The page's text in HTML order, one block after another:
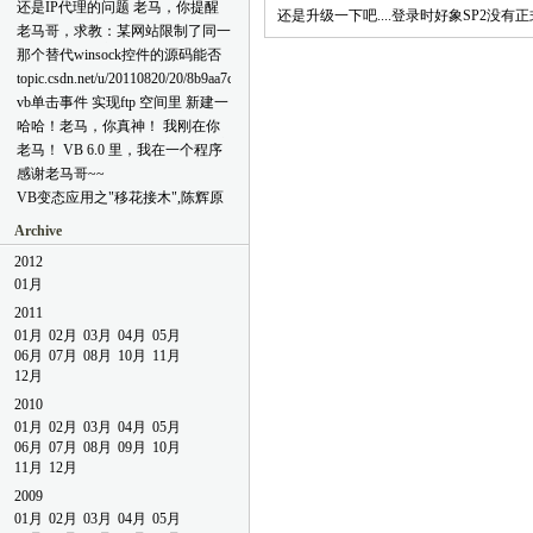
还是升级一下吧....登录时好象SP2没有
b544-4e9f-bd84-ee88829145bd.html
[reply=admin,2011-12-14 10:39 AM]
这个问题我这里测试没出现,以前
的讨论结果是系统的DEP功能与此
有关,因为代码中使用了内嵌汇编
技术[/reply]
还是IP代理的问题 老马，你提醒
了我先用web在线代理测试能否多
账号登陆，如果不行，我也就没必
要去考虑后面的事了。 但是可能
是因为我的表述欠佳，导致你误解
了我的意思。 ① 像QQ，迅雷，在
它们各自的设置里，都可以设置是
否使用代理。我也想用vb做一个这
样的程序（程序里有一个
webbrowser。），程序也放置这样
的“代理设置”项（如图1）。每运
的代理IP，以便使该程序里的
webbrowser通过代理打开某个网
页。这样该怎么做呢？ 图1 ② 我
的上个留言实际上是想将此设置剥
离出来，形成一个独立的增强代理
工具。界面演示如图2: 图2 代理ip
列表通过网络获得（这个好解
决）。这样我就可以很方便的打开
某个程序而且以代理ip连接网络
了。 我主要想知道怎么实现①。
②只是我的想法而已。 十分感
谢！
老马哥，求教：某网站限制了同一
ip仅能一个用户名登陆。我用vb制
作了一个程序A，想绕过此限制，
该怎么做呢？我的想法制作一个代
理服务器程序，先从网络获取代理
服务器ip及端口等信息，形成一个
ip列表，然后每点击一个列表项，
即运行一份程序A，该份程序A通
过所选列表项里的ip进行连接。 ①
请问有没有更好的方法？ ②如果
上述方法可行，要实现每份程序通
过独立代理ip连接网络，大致要怎
样的思路？若有相关源码就更好
了。 多谢了！
那个替代winsock控件的源码能否
给我 网上的那些都不能发送二进
制 你这个可以不 love2049@qq.com
topic.csdn.net/u/20110820/20/8b9aa7c6-
4689-41f3-b2fb-380f7fa82077.html
vb单击事件 实现ftp 空间里 新建一
个1.html 文件 帮帮我
哈哈！老马，你真神！ 我刚在你
这留个言向你请教。因这个问题寝
食难安哪，以前遇到过没彻底解
决，通过这一番折腾，倒是学到不
少，对
FindWindow,FindWindowEx,Getwindowtext
等等API函数有了更深的理解。发
完那个请教贴，又回去小心的看了
一下，多设置了几处debug，一
错了要被点击的那个按钮的句柄。
timer并不会被挂起 来老马的领地
竟然有如此神奇功效啊，这个小疏
忽迷惑了我一个下午了。再次拜谢
的地盘，想问题的态度就会严谨起
来。（郑重声明：我不是来拍(此
处略去两个字)滴！）
老马！ VB 6.0 里，我在一个程序
里用了webbrowser，webbrowser里
有alert弹窗。于是我用timer来不停
检测（用了
FindWindow,FindWindowEx,EnumChildWindows
等）是否弹窗，若有则关闭。可是
除了个别的貌似能被关闭，其他的
都没反应。 程序本身的msgbox窗
行。是不是反而webbrowser里引起
的外部弹窗会是使之挂起啊？而且
奇怪的是，按理说，即使这样会被
挂起，那我同时开两份程序，用一
份程序去自动点击另一份程序的弹
窗，好像也没用呢。 这是为什么
呢？ 有木有解决的办法？ ps:写完
这些没填验证码就提交，回馈错
误，我吓一大跳，难道我幸苦码的
字就白费了，幸好信春哥原地复活
~~~~~ 再PS:上面说的提交，竟然
感谢老马哥~~
VB变态应用之"移花接木",陈辉原
下。。。。
Archive
2012
01月
2011
01月 02月 03月 04月 05月
06月 07月 08月 10月
11月
12月
2010
01月 02月 03月 04月 05月
06月 07月 08月 09月
10月
11月
12月
2009
01月 02月 03月 04月 05月